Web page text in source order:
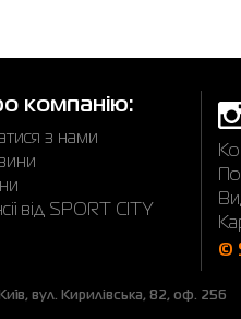
компанію:
з нами
від SPORT CITY
©
вул. Кирилівська, 82, оф. 256